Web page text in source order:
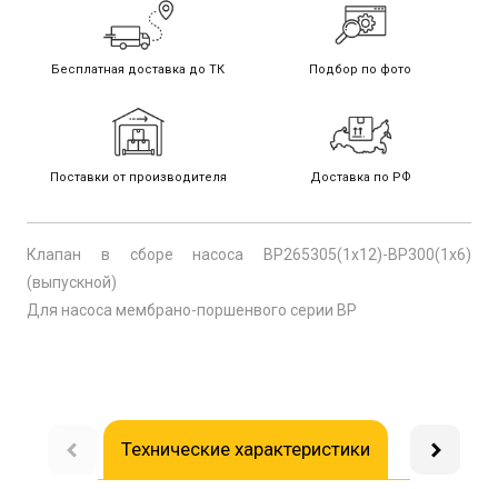
Бесплатная доставка до ТК Подбор по фото
Поставки от производителя Доставка по РФ
Клапан в сборе насоса ВР265305(1х12)-ВР300(1х6)
(выпускной)
Для насоса мембрано-поршенвого серии BP
Технические характеристики